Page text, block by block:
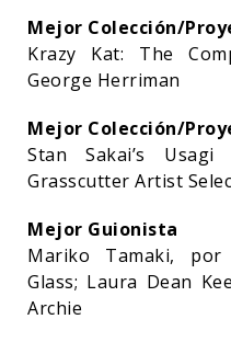
Mejor Colección/
Krazy Kat: The
George Herriman
Mejor Colección/
Stan Sakai’s Usagi
Grasscutter Artist
Mejor Guionista
Mariko Tamaki, por
Glass; Laura Dean
Archie